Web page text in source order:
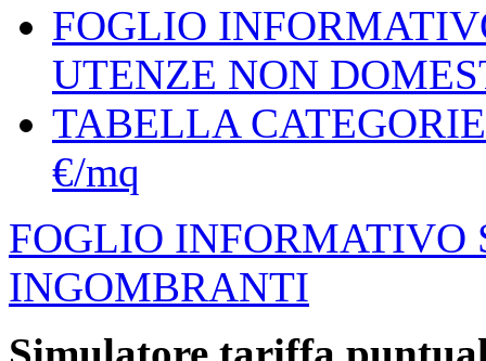
FOGLIO
UTENZE NON
TABELLA
€/mq
FOGLIO INFORMATIVO
INGOMBRANTI